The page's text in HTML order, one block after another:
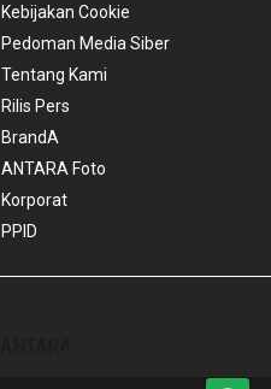
Kebijakan Cookie
Pedoman Media Siber
Tentang Kami
Rilis Pers
BrandA
ANTARA Foto
Korporat
PPID